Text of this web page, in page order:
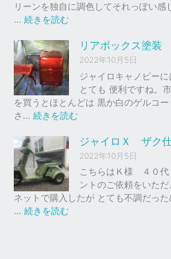
下
、
買
取
を
は
ま
し
た
。
ッ
ド
ッ
ド
リーンを独自に調色してそれっぽい感
… 続きを読む
イ
ロ
キ
ャ
ノ
ピ
ー
ザ
ク
仕
様
リアボックス塗装
2022年10月5日
ジャイロキャノピー
とても 便利ですね。
を買うとほとんどは 黒か白のゲルコ
さ… 続きを読む
ア
ボ
ッ
ク
ス
ジャイロＸ ザク
2022年10月5日
こちらはＫ様 ４０
ントのご依頼をいた
ネットで購入したが とても不調だった
… 続きを読む